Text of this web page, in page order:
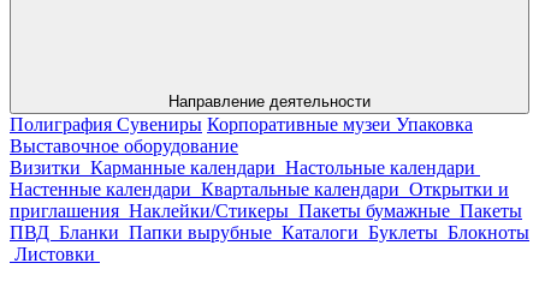
Направление деятельности
Полиграфия Сувениры Корпоративные музеи Упаковка
Выставочное оборудование
Визитки Карманные календари Настольные календари
Настенные календари Квартальные календари Открытки и
приглашения Наклейки/Стикеры Пакеты бумажные Пакеты
ПВД Бланки Папки вырубные Каталоги Буклеты Блокноты
Листовки